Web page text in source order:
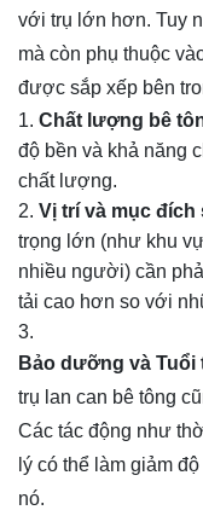
với trụ lớn hơn. Tuy
mà còn phụ thuộc
được sắp xếp bên
Chất lượng bê
độ bền và khả năng
chất lượng.
Vị trí và mục đích
trọng lớn (như khu
nhiều người) cần
tải cao hơn so với
Bảo dưỡng và Tuổi
trụ lan can bê tông
Các tác động như
lý có thể làm giảm
nó.